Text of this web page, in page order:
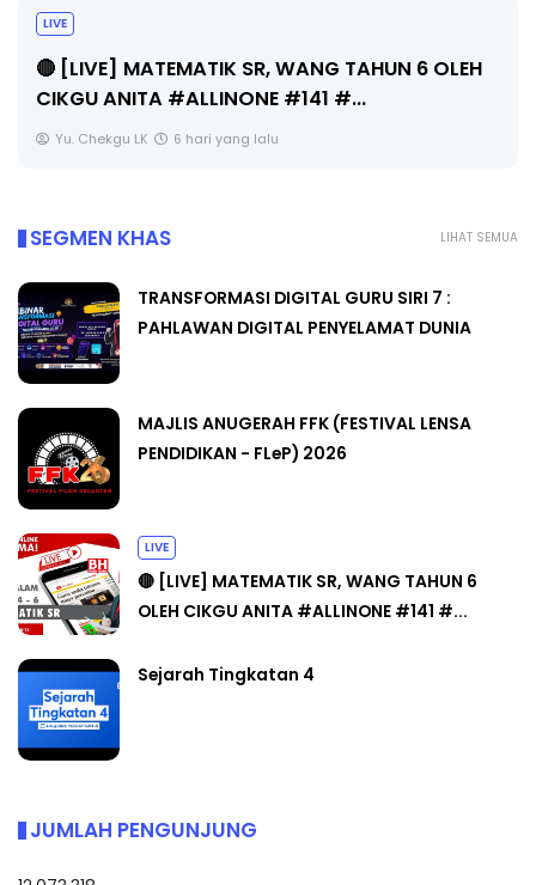
LIVE
🔴 [LIVE] MATEMATIK SR, WANG TAHUN 6 OLEH
CIKGU ANITA #ALLINONE #141 #...
Yu. Chekgu LK 6 hari yang lalu
LIHAT SEMUA
SEGMEN KHAS
TRANSFORMASI DIGITAL GURU SIRI 7 :
PAHLAWAN DIGITAL PENYELAMAT DUNIA
MAJLIS ANUGERAH FFK (FESTIVAL LENSA
PENDIDIKAN - FLeP) 2026
LIVE
🔴 [LIVE] MATEMATIK SR, WANG TAHUN 6
OLEH CIKGU ANITA #ALLINONE #141 #...
Sejarah Tingkatan 4
JUMLAH PENGUNJUNG